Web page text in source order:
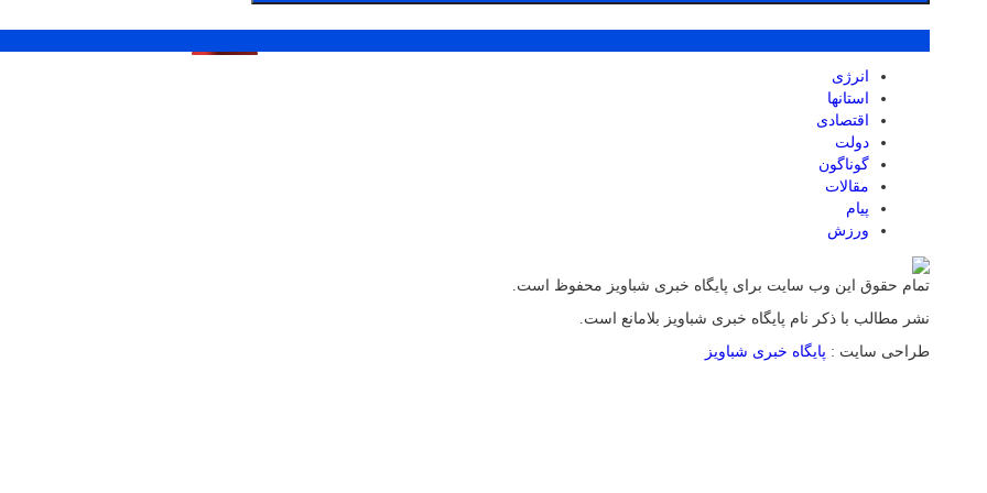
انرژی
استانها
اقتصادی
دولت
گوناگون
مقالات
پیام
ورزش
تمام حقوق این وب سایت برای پایگاه خبری شباویز محفوظ است.
نشر مطالب با ذکر نام پایگاه خبری شباویز بلامانع است.
طراحی سایت : پایگاه خبری شباویز